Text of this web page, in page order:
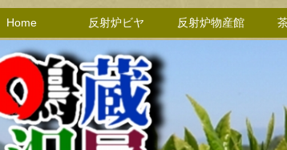
Home 反射炉ビヤ 反射炉物産館